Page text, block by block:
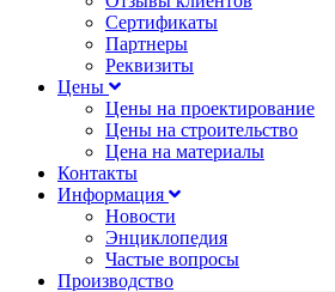
Сертификаты
Партнеры
Реквизиты
Цены
Цены на проектирование
Цены на строительство
Цена на материалы
Контакты
Информация
Новости
Энциклопедия
Частые вопросы
Производство